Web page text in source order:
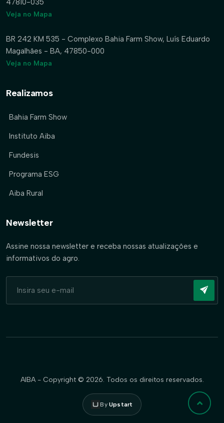
47810-035
Veja no Mapa
BR 242 KM 535 - Complexo Bahia Farm Show, Luís Eduardo
Magalhães - BA, 47850-000
Veja no Mapa
Realizamos
Bahia Farm Show
Instituto Aiba
Fundesis
Programa ESG
Aiba Rural
Newsletter
Assine nossa newsletter e receba nossas atualizações e
informativos do agro.
AIBA - Copyright © 2026. Todos os direitos reservados.
ByUpstart